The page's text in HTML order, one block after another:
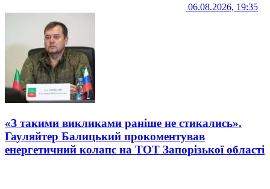
06.08.2026, 19:35
«З такими викликами раніше не стикались».
Гауляйтер Балицький прокоментував
енергетичний колапс на ТОТ Запорізької області